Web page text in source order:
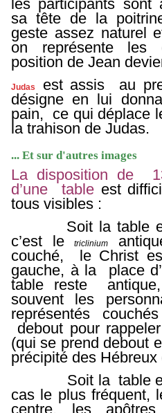
les participants sont
sa tête de la
geste assez naturel
on représente les
position de Jean
Judas
est assis au
désigne en lui
pain, ce qui déplace
la trahison de Judas.
... Et sur d'autres images
La disposition de
d’une table est
tous visibles :
Soit la table
c’est le
triclinium
couché, le Christ
gauche, à la place
table reste
souvent les
représentés
debout pour
(qui se prend debout
précipité des Hébreux
Soit la table est
cas le plus fréquent,
centre, les